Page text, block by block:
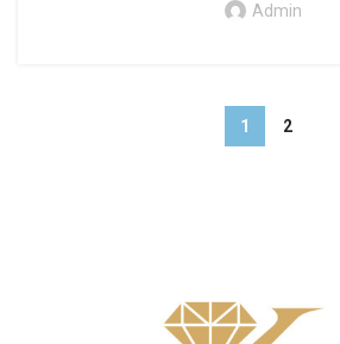
Admin
1 2